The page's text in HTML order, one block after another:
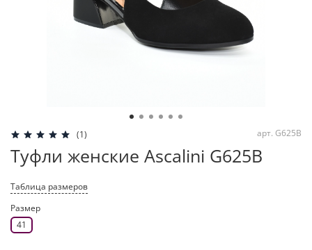
(1) арт. G625B
Туфли женские Ascalini G625B
Таблица размеров
Размер
41